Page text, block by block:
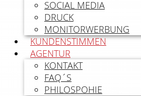
SOCIAL MEDIA
DRUCK
MONITORWERBUNG
KUNDENSTIMMEN
AGENTUR
KONTAKT
FAQ´S
PHILOSPOHIE